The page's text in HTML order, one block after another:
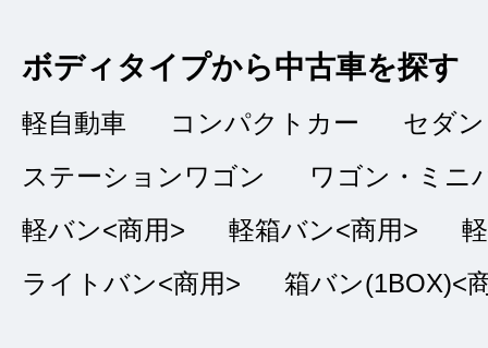
★★★★ ★
4
色々なサイ
banana
販売店の評価
ボディタイプから中古車を探す
軽自動車 コンパクトカー
セダン
ステーションワゴン
ワゴン・ミニ
軽バン<商用>
軽箱バン<商用>
ライトバン<商用>
箱バン(1BOX)<